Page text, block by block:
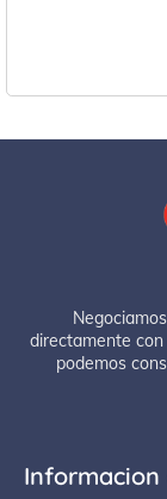
directamente con
podemos